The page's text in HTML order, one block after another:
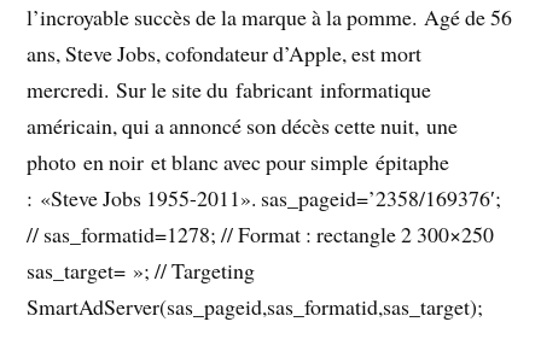
l’incroyable succès de la marque à la pomme. Agé de 56
ans, Steve Jobs, cofondateur d’Apple, est mort
mercredi. Sur le site du fabricant informatique
américain, qui a annoncé son décès cette nuit, une
photo en noir et blanc avec pour simple épitaphe
: «Steve Jobs 1955-2011». sas_pageid=’2358/169376′;
// sas_formatid=1278; // Format : rectangle 2 300×250
sas_target= »; // Targeting
SmartAdServer(sas_pageid,sas_formatid,sas_target);